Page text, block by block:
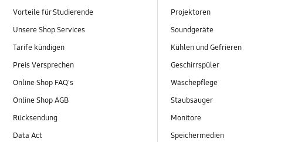
Vorteile für Studierende
Unsere Shop Services
Tarife kündigen
Preis Versprechen
Online Shop FAQ's
Online Shop AGB
Rücksendung
Data Act
Projektoren
Soundgeräte
Kühlen und Gefrieren
Geschirrspüler
Wäschepflege
Staubsauger
Monitore
Speichermedien